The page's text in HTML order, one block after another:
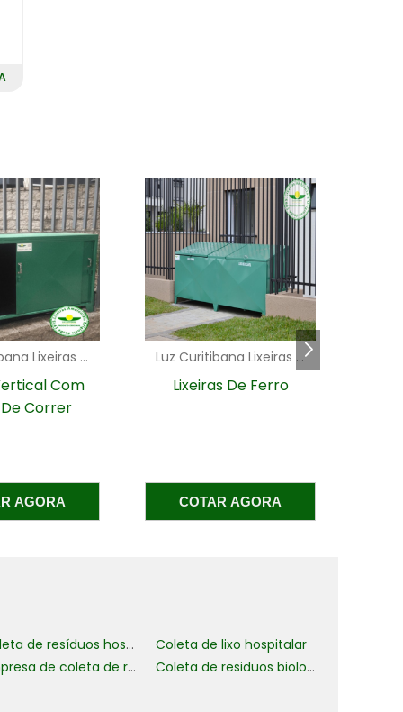
Luz Curitibana Lixeiras - PR
De Ferro
AGORA
Soluções Industriais - AC
Reciclagem de
COTAR AGORA
Coleta de resíduos hospitalares
Coleta de lixo hospitalar
Empresa de coleta de resíduos industriais
Coleta de residuos biologicos